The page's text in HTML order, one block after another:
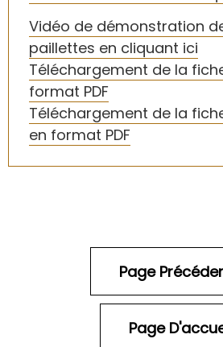
Vidéo de démonstration
paillettes en cliquant ici
Téléchargement de la
format PDF
Téléchargement de la
en format PDF